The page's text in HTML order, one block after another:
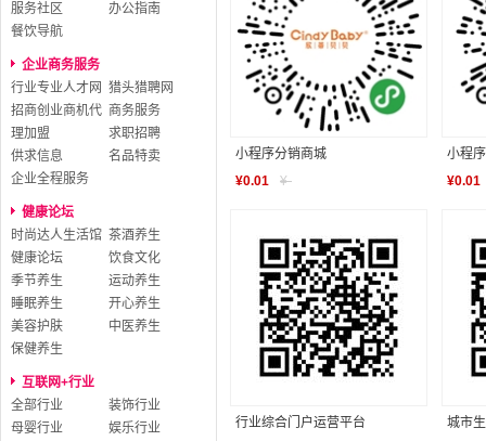
服务社区
办公指南
餐饮导航
企业商务服务
行业专业人才网 猎头猎聘网
招商创业商机代
理加盟
商务服务
求职招聘
供求信息
名品特卖
企业全程服务
健康论坛
时尚达人生活馆 茶酒养生
健康论坛
饮食文化
季节养生
运动养生
睡眠养生
开心养生
美容护肤
中医养生
保健养生
互联网+行业
全部行业
装饰行业
母婴行业
娱乐行业
小程序分销商城
¥0.01 ¥-
小程
¥0.01
行业综合门户运营平台
城市